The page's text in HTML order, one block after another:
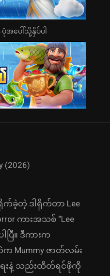
အပေါ်သို့နှိပ်ပါ
(2026)
ရိုက်ခဲ့တဲ့ ဒါရိုက်တာ Lee
ကားအသစ် “Lee
ပါပြီ။ ဒီကားက
Mummy ဇာတ်လမ်း
းနဲ့ သည်းထိတ်ရင်ဖိုကို